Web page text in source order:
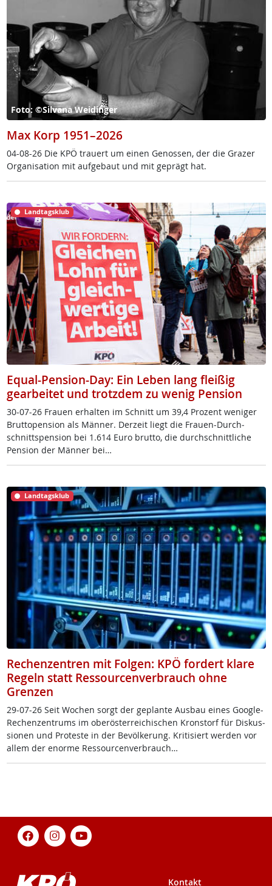
Foto: ©Silvana Weidinger
Max Korp 1951–2026
04-08-26 Die KPÖ trau­ert um ei­nen Ge­nos­sen, der die Gra­zer
Or­ga­ni­sa­ti­on mit auf­ge­baut und mit ge­prägt hat.
Landtagsklub
Equal-Pension-Day: Ein Leben lang fleißig
gearbeitet und trotzdem zu wenig Pension
30-07-26 Frau­en er­hal­ten im Schnitt um 39,4 Pro­zent we­ni­ger
Brut­to­pen­si­on als Män­ner. Der­zeit liegt die Frau­en-Durch­
schnitt­s­pen­si­on bei 1.614 Eu­ro brut­to, die durch­schnitt­li­che
Pen­si­on der Män­ner bei…
Landtagsklub
Rechenzentren mit Folgen: KPÖ fordert klare
Regeln statt Ressourcenverbrauch ohne
Grenzen
29-07-26 Seit Wo­chen sorgt der ge­plan­te Aus­bau ei­nes Goog­le-
Re­chen­zen­trums im ober­ös­t­er­rei­chi­schen Kron­s­torf für Dis­kus­
sio­nen und Pro­tes­te in der Be­völ­ke­rung. Kri­ti­siert wer­den vor
al­lem der enor­me Res­sour­cen­ver­brauch…
Kontakt